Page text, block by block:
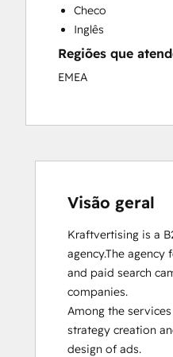
Checo
Inglês
Regiões que
EMEA
Visão geral
Kraftvertising is a
agency.The agency
and paid search
companies.
Among the
strategy creation
design of ads.